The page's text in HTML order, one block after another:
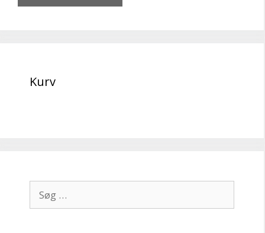
Kurv
efter: